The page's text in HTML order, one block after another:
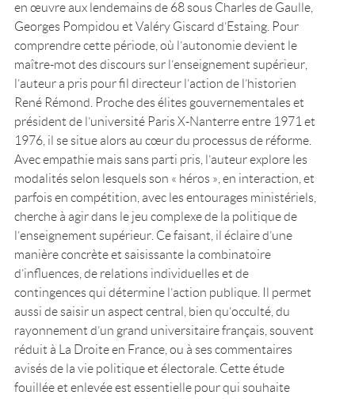
en œuvre aux lendemains de 68 sous Charles de Gaulle,
Georges Pompidou et Valéry Giscard d’Estaing. Pour
comprendre cette période, où l’autonomie devient le
maître-mot des discours sur l’enseignement supérieur,
l’auteur a pris pour fil directeur l’action de l’historien
René Rémond. Proche des élites gouvernementales et
président de l’université Paris X-Nanterre entre 1971 et
1976, il se situe alors au cœur du processus de réforme.
Avec empathie mais sans parti pris, l’auteur explore les
modalités selon lesquels son « héros », en interaction, et
parfois en compétition, avec les entourages ministériels,
cherche à agir dans le jeu complexe de la politique de
l’enseignement supérieur. Ce faisant, il éclaire d’une
manière concrète et saisissante la combinatoire
d’influences, de relations individuelles et de
contingences qui détermine l’action publique. Il permet
aussi de saisir un aspect central, bien qu’occulté, du
rayonnement d’un grand universitaire français, souvent
réduit à La Droite en France, ou à ses commentaires
avisés de la vie politique et électorale. Cette étude
fouillée et enlevée est essentielle pour qui souhaite